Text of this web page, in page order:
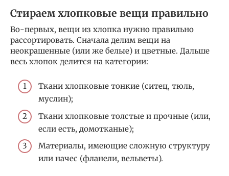
Стираем хлопковые вещи правильно
Во-первых, вещи из хлопка нужно правильно
рассортировать. Сначала делим вещи на
неокрашенные (или же белые) и цветные. Дальше
весь хлопок делится на категории:
Ткани хлопковые тонкие (ситец, тюль,
муслин);
Ткани хлопковые толстые и прочные (или,
если есть, домотканые);
Материалы, имеющие сложную структуру
или начес (фланели, вельветы).